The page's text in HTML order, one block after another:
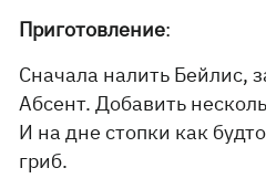
Приготовление:
Сначала налить Бейлис,
Абсент. Добавить
И на дне стопки как
гриб.